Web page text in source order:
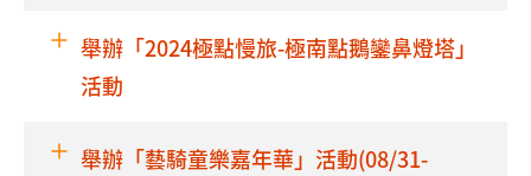
舉辦「2024極點慢旅-極南點鵝鑾鼻燈塔」
活動
舉辦「藝騎童樂嘉年華」活動(08/31-